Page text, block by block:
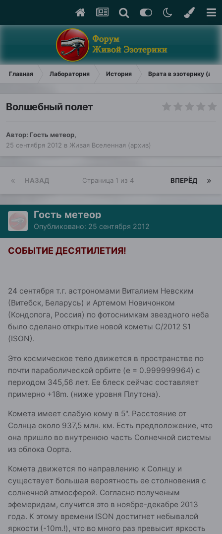
Главная Лаборатория История Врата в эзотерику
Волшебный полет
Автор: Гость метеор,
25 сентября 2012 в Живая Вселенная (архив)
НАЗАД ВПЕРЁД
Страница 1 из 4
Гость метеор
Опубликовано: 25 сентября 2012
СОБЫТИЕ ДЕСЯТИЛЕТИЯ!
24 сентября т.г. астрономами Виталием Невским
(Витебск, Беларусь) и Артемом Новичонком
(Кондопога, Россия) по фотоснимкам звездного неба
было сделано открытие новой кометы C/2012 S1
(ISON).
Это космическое тело движется в пространстве по
почти параболической орбите (e = 0.999999964) с
периодом 345,56 лет. Ее блеск сейчас составляет
примерно +18m. (ниже уровня Плутона).
Комета имеет слабую кому в 5". Расстояние от
Солнца около 937,5 млн. км. Есть предположение, что
она пришло во внутренюю часть Солнечной системы
из облока Оорта.
Комета движется по направлению к Солнцу и
существует большая вероятность ее столновения с
солнечной атмосферой. Согласно полученым
эфемеридам, случится это в ноябре-декабре 2013
года. К этому времени ISON достигнет небывалой
яркости (-10m.!), что во много раз превысит яркость